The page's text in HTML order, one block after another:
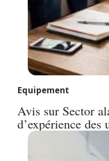
Equipement
Avis sur Sector
d’expérience des